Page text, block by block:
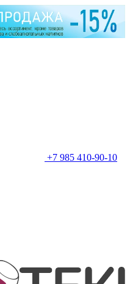
+7 985 410-90-10